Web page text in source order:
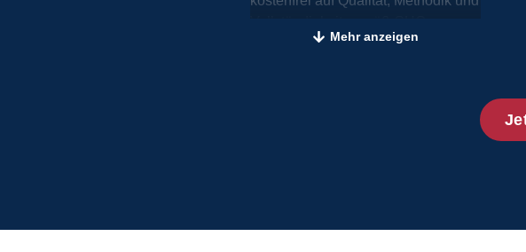
Protocol – ideal zur Vorbereitung auf
Mehr anzeigen